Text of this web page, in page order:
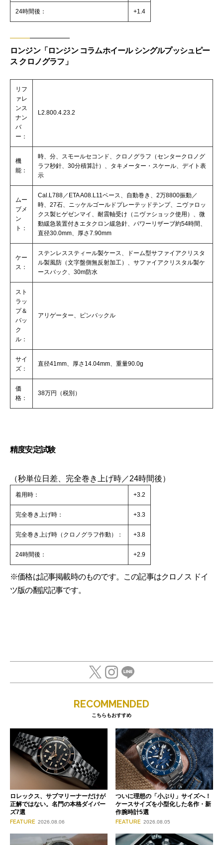
24時間後： +1.4
ロンジン「ロンジン コラムホイール シングルプッシュピー
ス クロノグラフ」
リフ
ァレ
ンス
ナン
バ
ー：
L2.800.4.23.2
機
能：
時、分、スモールセコンド、クロノグラフ（センタークロノグ
ラフ秒針、30分積算計）、タキメーター・スケール、デイト表
示
ムー
ブメ
ン
ト：
Cal.L788／ETA A08.L11ベース、自動巻き、2万8800振動／
時、27石、ニッケルゴールドプレーテッドテンプ、ニヴァロッ
クス製ヒゲゼンマイ、耐震軸受け（ニヴァショック使用）、微
動緩急装置付きエタクロン緩急針、パワーリザーブ約54時間、
直径30.0mm、厚さ7.90mm
ケー
ス：
ステンレススティール製ケース、ドーム型サファイアクリスタ
ル製風防（文字盤側無反射加工）、サファイアクリスタル製ケ
ースバック、30m防水
スト
ラッ
プ＆
バッ
ク
ル：
アリゲーター、ピンバックル
サイ
ズ：
直径41mm、厚さ14.04mm、重量90.0g
価
格：
38万円（税別）
精度安定試験
（秒単位日差、完全巻き上げ時／24時間後）
着用時： +3.2
完全巻き上げ時： +3.3
完全巻き上げ時（クロノグラフ作動）： +3.8
24時間後： +2.9
※価格は記事掲載時のものです。この記事はクロノス ドイ
ツ版の翻訳記事です。
RECOMMENDED
こちらもおすすめ
ロレックス、サブマリーナーだけが
正解ではない。名門の本格ダイバー
ズ7選
FEATURE 2026.08.06
ついに理想の「小ぶり」サイズへ！
ケースサイズを小型化した名作・新
作腕時計5選
FEATURE 2026.08.05